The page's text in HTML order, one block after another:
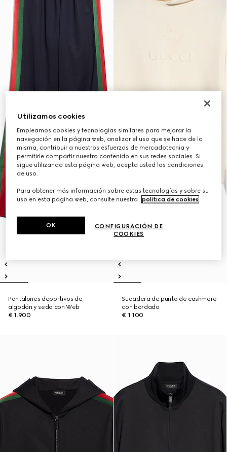
Pantalones deportivos de
algodón y seda con Web
€ 1.900
Sudadera de punto de cashmere
con bordado
€ 1.100
Utilizamos cookies
Empleamos cookies y tecnologías similares para mejorar la
navegación en la página web, analizar el uso que se hace de la
misma, contribuir a nuestros esfuerzos de mercadotecnia y
permitirle compartir nuestro contenido en sus redes sociales. Si
sigue utilizando esta página web, acepta usted las condiciones
de uso.
Para obtener más información sobre estas tecnologías y sobre su
uso en esta página web, consulte nuestra
política de cookies.
CONFIGURACIÓN DE
COOKIES
OK